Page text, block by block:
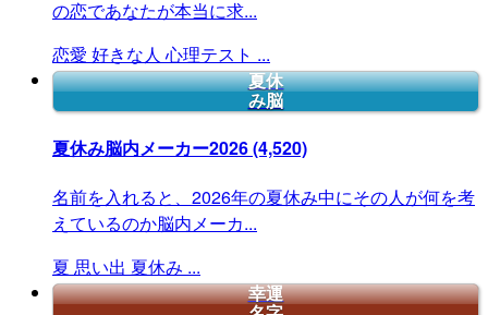
の恋であなたが本当に求...
恋愛 好きな人 心理テスト ...
夏休
み脳
夏休み脳内メーカー2026(4,520)
名前を入れると、2026年の夏休み中にその人が何を考
えているのか脳内メーカ...
夏 思い出 夏休み ...
幸運